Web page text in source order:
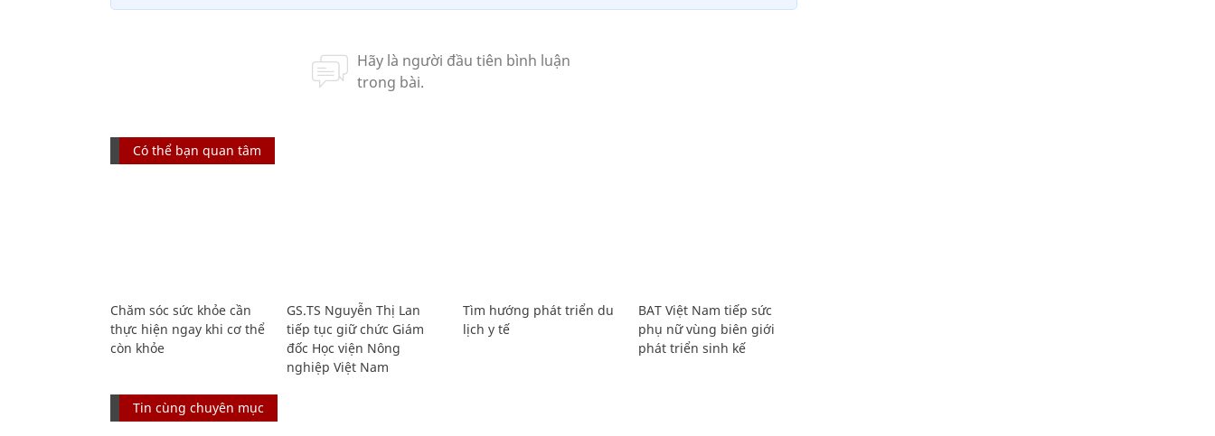
Có thể bạn quan tâm
Chăm sóc sức khỏe cần
thực hiện ngay khi cơ thể
còn khỏe
GS.TS Nguyễn Thị Lan
tiếp tục giữ chức Giám
đốc Học viện Nông
nghiệp Việt Nam
Tìm hướng phát triển du
lịch y tế
BAT Việt Nam tiếp sức
phụ nữ vùng biên giới
phát triển sinh kế
Tin cùng chuyên mục